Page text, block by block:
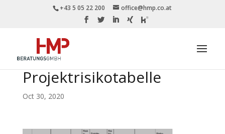
+43 5 05 22 200 office@hmp.co.at
Projektrisikotabelle
Oct 30, 2020